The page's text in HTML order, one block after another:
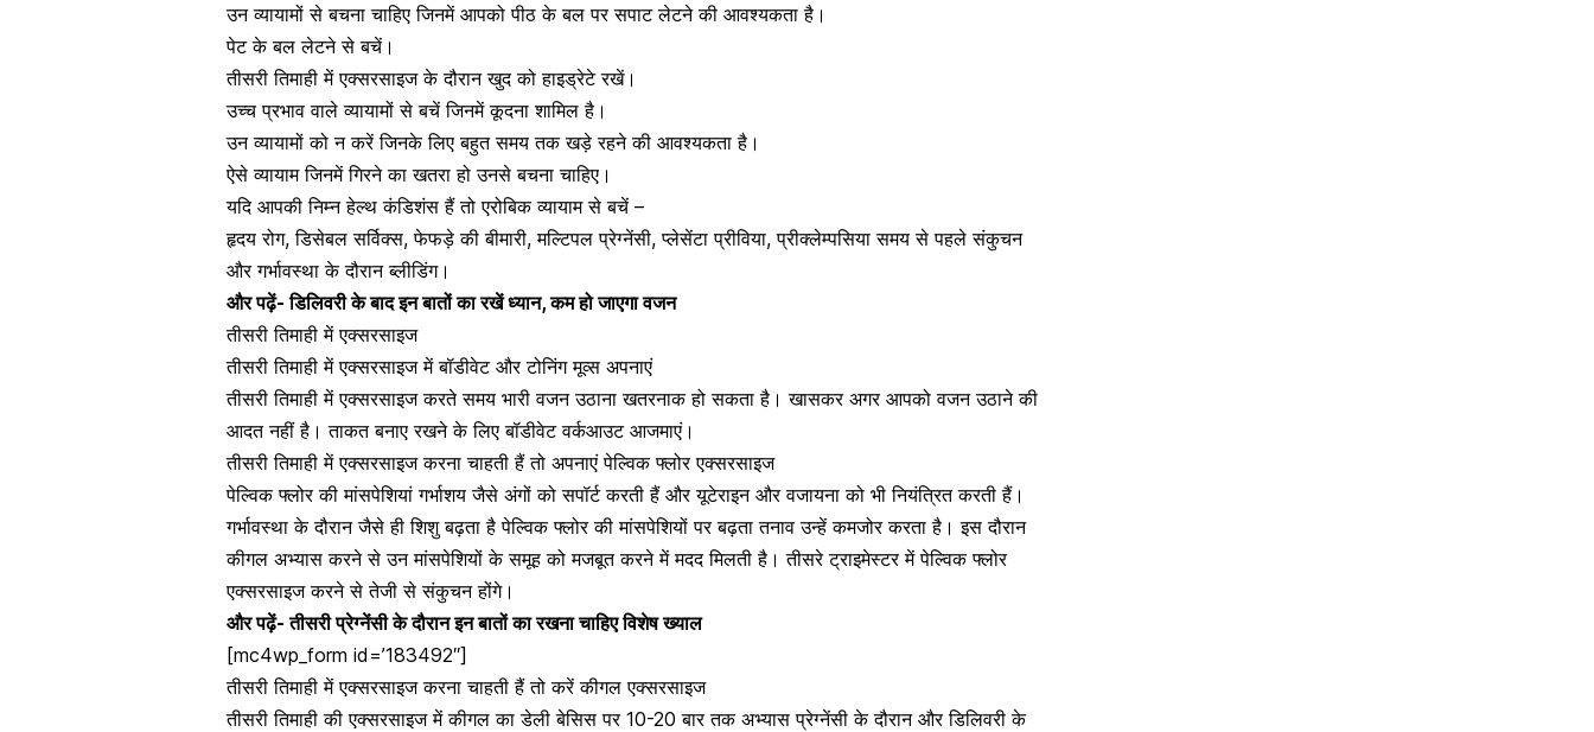
उन व्यायामों से बचना चाहिए जिनमें आपको पीठ के बल पर सपाट लेटने की आवश्यकता है।
पेट के बल लेटने से बचें।
तीसरी तिमाही में एक्सरसाइज के दौरान खुद को हाइड्रेटे रखें।
उच्च प्रभाव वाले व्यायामों से बचें जिनमें कूदना शामिल है।
उन व्यायामों को न करें जिनके लिए बहुत समय तक खड़े रहने की आवश्यकता है।
ऐसे व्यायाम जिनमें गिरने का खतरा हो उनसे बचना चाहिए।
यदि आपकी निम्न हेल्थ कंडिशंस हैं तो एरोबिक व्यायाम से बचें –
हृदय रोग, डिसेबल सर्विक्स, फेफड़े की बीमारी,मल्टिपल प्रेग्नेंसी,प्लेसेंटा प्रीविया,प्रीक्लेम्पसियासमय से पहले संकुचन
औरगर्भावस्था के दौरान ब्लीडिंग।
और पढ़ें-डिलिवरी के बाद इन बातों का रखें ध्यान, कम हो जाएगा वजन
तीसरी तिमाही में एक्सरसाइज
तीसरी तिमाही में एक्सरसाइज में बॉडीवेट और टोनिंग मूव्स अपनाएं
तीसरी तिमाही में एक्सरसाइज करते समय भारी वजन उठाना खतरनाक हो सकता है। खासकर अगर आपको वजन उठाने की
आदत नहीं है। ताकत बनाए रखने के लिए बॉडीवेट वर्कआउट आजमाएं।
तीसरी तिमाही में एक्सरसाइज करना चाहती हैं तो अपनाएं पेल्विक फ्लोर एक्सरसाइज
पेल्विक फ्लोर की मांसपेशियां गर्भाशय जैसे अंगों को सपॉर्ट करती हैं और यूटेराइन और वजायना को भी नियंत्रित करती हैं।
गर्भावस्था के दौरान जैसे ही शिशु बढ़ता है पेल्विक फ्लोर की मांसपेशियों पर बढ़ता तनाव उन्हें कमजोर करता है। इस दौरान
कीगल अभ्यास करने से उन मांसपेशियों के समूह को मजबूत करने में मदद मिलती है। तीसरे ट्राइमेस्टर में पेल्विक फ्लोर
एक्सरसाइज करने से तेजी से संकुचन होंगे।
और पढ़ें-तीसरी प्रेग्नेंसी के दौरान इन बातों का रखना चाहिए विशेष ख्याल
[mc4wp_form id=’183492″]
तीसरी तिमाही में एक्सरसाइज करना चाहती हैं तो करेंकीगल एक्सरसाइज
तीसरी तिमाही की एक्सरसाइज में कीगल का डेली बेसिस पर 10-20 बार तक अभ्यासप्रेग्नेंसी के दौरानऔरडिलिवरी के